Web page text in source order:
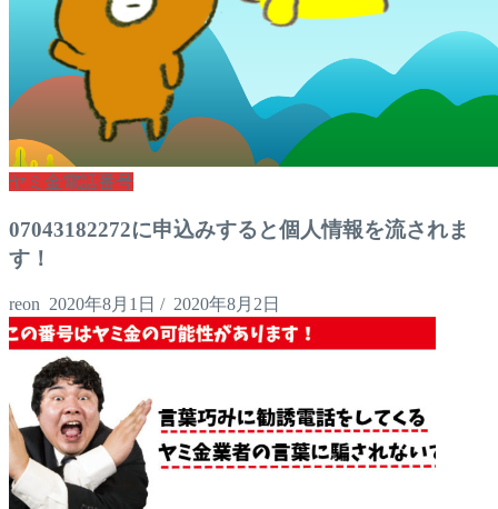
ヤミ金電話番号
07043182272に申込みすると個人情報を流されま
す！
reon 2020年8月1日 / 2020年8月2日